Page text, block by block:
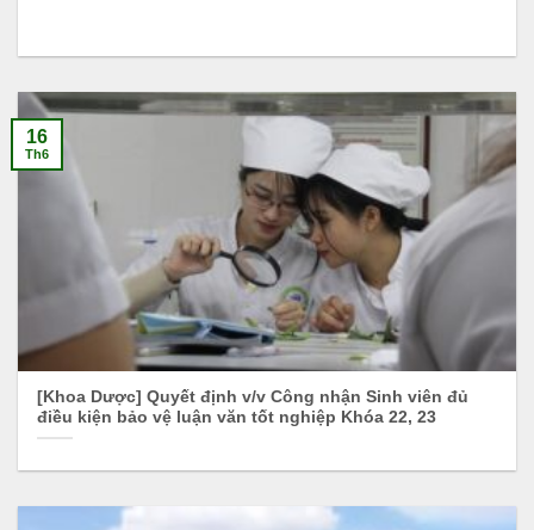
[Khoa Dược] Quyết định v/v Công nhận Sinh viên đủ
điều kiện bảo vệ luận văn tốt nghiệp Khóa 22, 23
16
Th6